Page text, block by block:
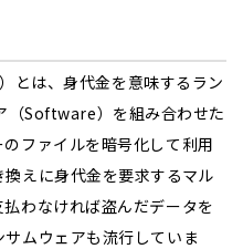
とは、身代金を意味するラン
（Software）を組み合わせた
ファイルを暗号化して利用
えに身代金を要求するマル
わなければ盗んだデータを
ムウェアも流行していま